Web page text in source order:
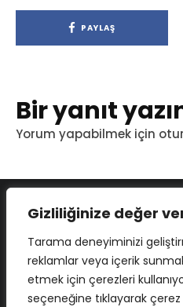
Gizliliğinize değer
Tarama deneyiminizi
reklamlar veya içerik
etmek için çerezleri
seçeneğine tıklayarak çerez
PAYLAŞ
Bir yanıt
Yorum yapabilmek için